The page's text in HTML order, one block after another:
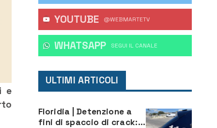
e
YOUTUBE @WEBMARTETV
WHATSAPP ‎SEGUI IL CANALE
ULTIMI ARTICOLI
Floridia | Detenzione a
fini di spaccio di crack: